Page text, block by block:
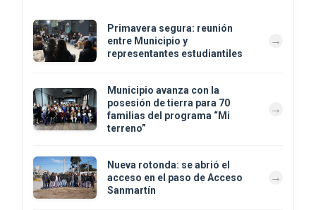
Primavera segura: reunión
entre Municipio y
representantes estudiantiles
Municipio avanza con la
posesión de tierra para 70
familias del programa “Mi
terreno”
Nueva rotonda: se abrió el
acceso en el paso de Acceso
Sanmartín